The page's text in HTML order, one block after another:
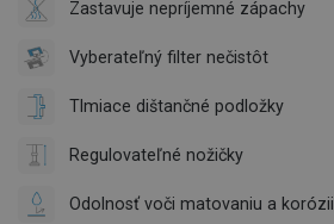
Zastavuje nepríjemné zápachy
Vyberateľný filter nečistôt
Tlmiace dištančné podložky
Regulovateľné nožičky
Odolnosť voči matovaniu a korózii